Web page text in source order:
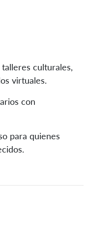
culturales,
virtuales.
con
para quienes